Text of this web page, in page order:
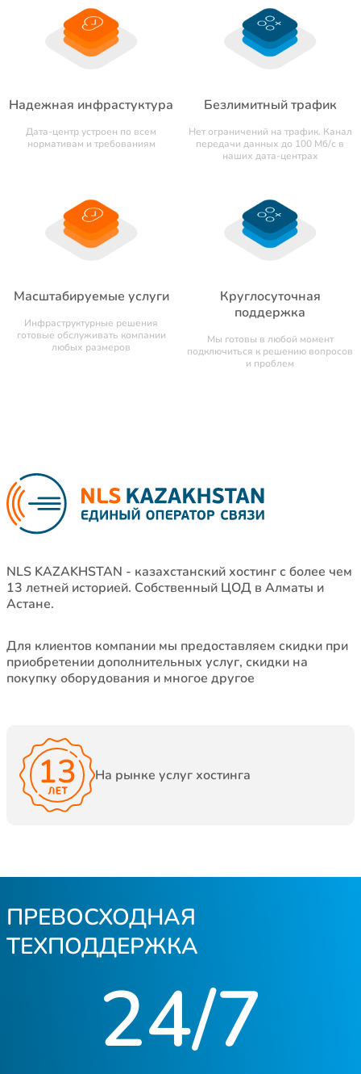
Надежная инфрастуктура
Дата-центр устроен по всем
нормативам и требованиям
Безлимитный трафик
Нет ограничений на трафик. Канал
передачи данных до 100 Мб/с в
наших дата-центрах
Масштабируемые услуги
Инфраструктурные решения
готовые обслуживать компании
любых размеров
Круглосуточная
поддержка
Мы готовы в любой момент
подключиться к решению вопросов
и проблем
NLS KAZAKHSTAN - казахстанский хостинг с более чем
13 летней историей. Собственный ЦОД в Алматы и
Астане.
Для клиентов компании мы предоставляем скидки при
приобретении дополнительных услуг, скидки на
покупку оборудования и многое другое
На рынке услуг хостинга
ПРЕВОСХОДНАЯ
ТЕХПОДДЕРЖКА
24/7